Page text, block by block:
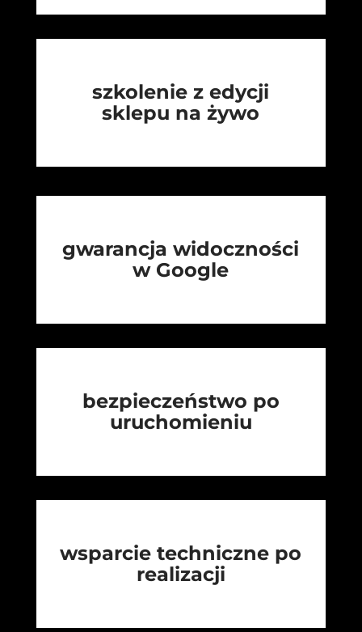
szkolenie z edycji
sklepu na żywo
gwarancja widoczności
w Google
bezpieczeństwo po
uruchomieniu
wsparcie techniczne po
realizacji